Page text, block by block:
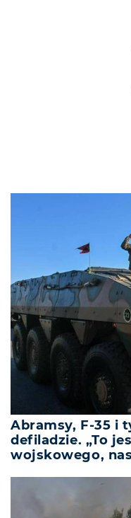
Abramsy, F-35 i
defiladzie. „To
wojskowego,